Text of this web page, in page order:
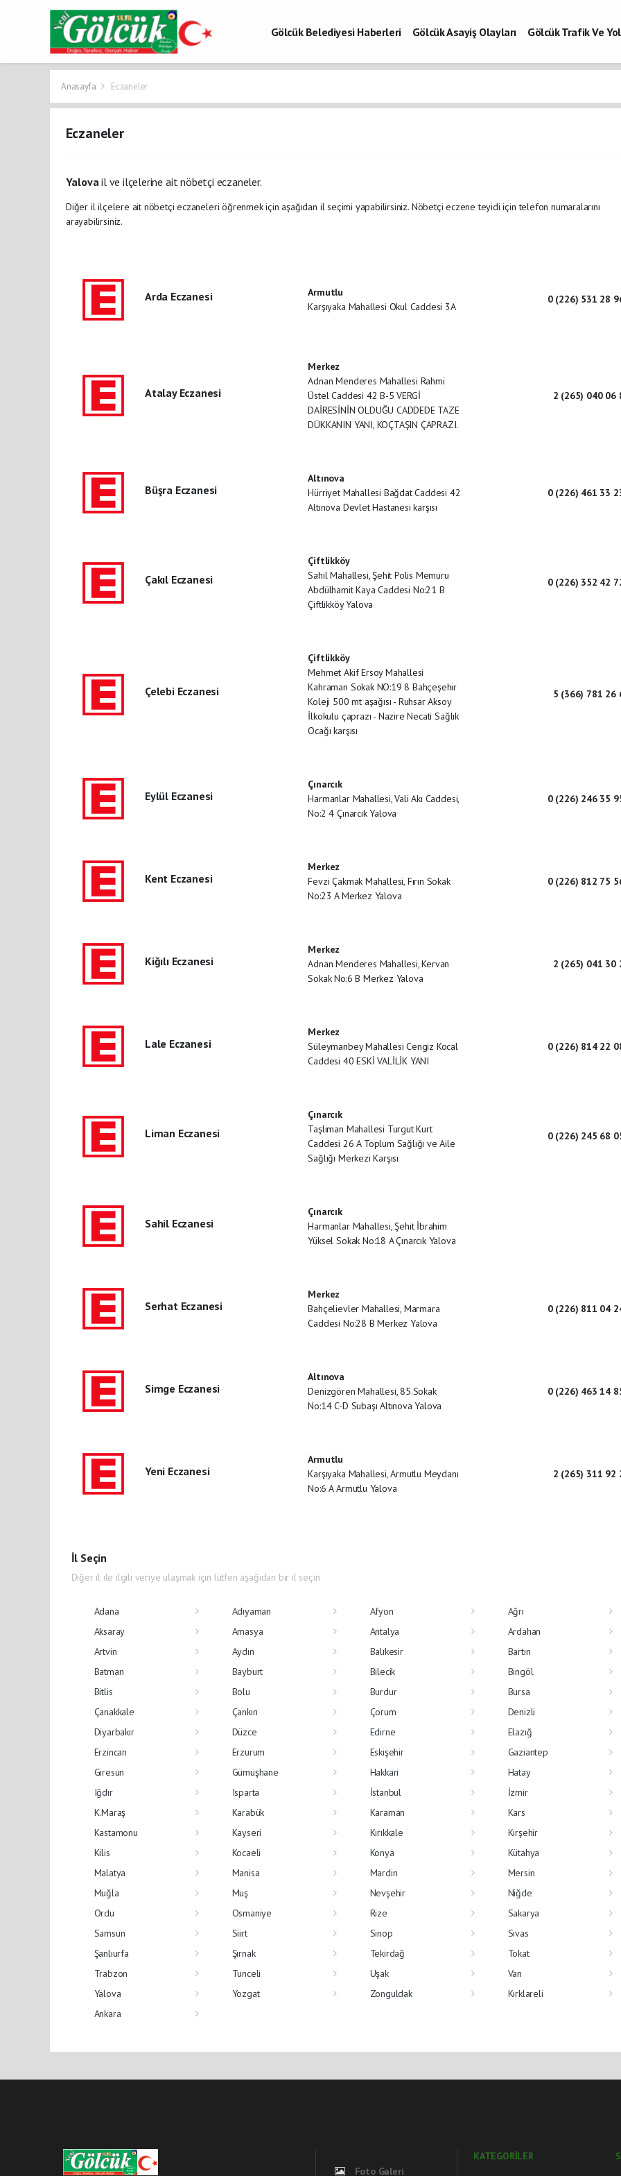
Gölcük Belediyesi Haberleri Gölcük Asayiş Olayları
Gölcük Trafik Ve
Anasayfa Eczaneler
Eczaneler
Yalova il ve ilçelerine ait nöbetçi eczaneler.
Diğer il ilçelere ait nöbetçi eczaneleri öğrenmek için aşağıdan il seçimi yapabilirsiniz. Nöbetçi eczene teyidi için telefon numaralarını
arayabilirsiniz.
Arda Eczanesi
Armutlu
Karşıyaka Mahallesi Okul Caddesi 3A
0 (226) 531 28
Atalay Eczanesi
Merkez
Adnan Menderes Mahallesi Rahmi
Üstel Caddesi 42 B-5 VERGİ
DAİRESİNİN OLDUĞU CADDEDE TAZE
DÜKKANIN YANI, KOÇTAŞIN ÇAPRAZI.
2 (265) 040 06
Büşra Eczanesi
Altınova
Hürriyet Mahallesi Bağdat Caddesi 42
Altınova Devlet Hastanesi karşısı
0 (226) 461 33
Çakıl Eczanesi
Çiftlikköy
Sahil Mahallesi, Şehit Polis Memuru
Abdülhamit Kaya Caddesi No:21 B
Çiftlikköy Yalova
0 (226) 352 42
Çelebi Eczanesi
Çiftlikköy
Mehmet Akif Ersoy Mahallesi
Kahraman Sokak NO:19 8 Bahçeşehir
Koleji 500 mt aşağısı - Ruhsar Aksoy
İlkokulu çaprazı - Nazire Necati Sağlık
Ocağı karşısı
5 (366) 781 26
Eylül Eczanesi
Çınarcık
Harmanlar Mahallesi, Vali Akı Caddesi,
No:2 4 Çınarcık Yalova
0 (226) 246 35
Kent Eczanesi
Merkez
Fevzi Çakmak Mahallesi, Fırın Sokak
No:23 A Merkez Yalova
0 (226) 812 75
Kiğılı Eczanesi
Merkez
Adnan Menderes Mahallesi, Kervan
Sokak No:6 B Merkez Yalova
2 (265) 041 30
Lale Eczanesi
Merkez
Süleymanbey Mahallesi Cengiz Kocal
Caddesi 40 ESKİ VALİLİK YANI
0 (226) 814 22
Liman Eczanesi
Çınarcık
Taşliman Mahallesi Turgut Kurt
Caddesi 26 A Toplum Sağlığı ve Aile
Sağlığı Merkezi Karşısı
0 (226) 245 68
Sahil Eczanesi
Çınarcık
Harmanlar Mahallesi, Şehit İbrahim
Yüksel Sokak No:18 A Çınarcık Yalova
Serhat Eczanesi
Merkez
Bahçelievler Mahallesi, Marmara
Caddesi No:28 B Merkez Yalova
0 (226) 811 04
Simge Eczanesi
Altınova
Denizgören Mahallesi, 85.Sokak
No:14 C-D Subaşı Altınova Yalova
0 (226) 463 14
Yeni Eczanesi
Armutlu
Karşıyaka Mahallesi, Armutlu Meydanı
No:6 A Armutlu Yalova
2 (265) 311 92
İl Seçin
Diğer il ile ilgili veriye ulaşmak için lütfen aşağıdan bir il seçin
Adana Adıyaman Afyon
Ağrı
Aksaray
Amasya Antalya
Ardahan
Artvin
Aydın Balıkesir
Bartın
Batman
Bayburt Bilecik
Bingöl
Bitlis
Bolu Burdur
Bursa
Çanakkale
Çankırı Çorum
Denizli
Diyarbakır
Düzce Edirne
Elazığ
Erzincan
Erzurum Eskişehir
Gaziantep
Giresun
Gümüşhane Hakkari
Hatay
Iğdır
Isparta İstanbul
İzmir
K.Maraş
Karabük Karaman
Kars
Kastamonu
Kayseri Kırıkkale
Kırşehir
Kilis
Kocaeli Konya
Kütahya
Malatya
Manisa Mardin
Mersin
Muğla
Muş Nevşehir
Niğde
Ordu
Osmaniye Rize
Sakarya
Samsun
Siirt Sinop
Sivas
Şanlıurfa
Şırnak Tekirdağ
Tokat
Trabzon
Tunceli Uşak
Van
Yalova
Yozgat Zonguldak
Kırklareli
Ankara
Foto Galeri
KATEGORİLER